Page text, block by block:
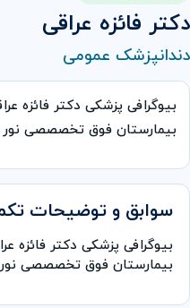
دكتر فائزه عراقی
دندانپزشک عمومی
بیوگرافی پزشکی دكتر فائزه
بیمارستان فوق تخصصصی نور
سوابق و توضیحات
بیوگرافی پزشکی دكتر فائزه
بیمارستان فوق تخصصصی